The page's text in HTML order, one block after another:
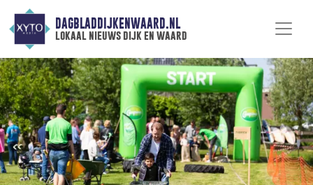
DAGBLADDIJKENWAARD.NL
lokaal nieuws dijk en waard